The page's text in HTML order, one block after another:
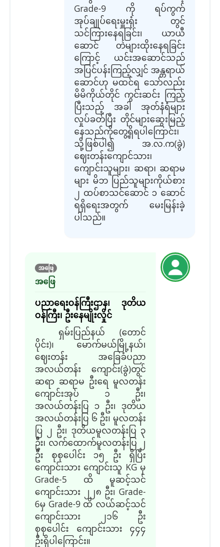
Grade-9 ကို ရပ်ကွက်
အုပ်ချုပ်‌ရေးမှူးရုံး တွင်
သင်ကြားနေရခြင်း၊ ယာယီ
ဆောင် တဲများထိုးနေရခြင်း
ကြောင့် ယင်းအဆောင်သည်
အပြင်ပန်းကြည့်လျှင် အန္တရာယ်
ဆောင်ဟု မထင်ရ သော်လည်း
မိမိကိုယ်တိုင် ကွင်းဆင်း ကြည့်
ပြီးသည့် အခါ အုတ်နံရံများ
လှုပ်ခတ်ပြီး တိုင်များဆွေးမြည့်
နေသည်ကိုတွေ့ရှိရပါကြောင်း၊
သို့ဖြစ်ပါ၍ အ.လ.က(ခွဲ)
ဈေးတန်းကျောင်သား၊
ကျောင်းသူများ၊ ဆရာ၊ ဆရာမ
များ မိဘ ပြည်သူများကိုယ်စား
၂ ထပ်စာသင်ဆောင် ၁ ဆောင်
ရရှိရေးအတွက် မေးမြန်းခဲ့
ပါသည်။
အဖြေ
အဖြေ
ပညာရေးဝန်ကြီးဌာန၊ ဒုတိယ
ဝန်ကြီး၊ ဦးနေမျိုးလှိုင်
ရှမ်းပြည်နယ် (တောင်
ပိုင်း)၊ မောက်မယ်မြို့နယ်၊
ဈေးတန်း အခြေခံပညာ
အလယ်တန်း ကျောင်း(ခွဲ)တွင်
ဆရာ ဆရာမ ဦးရေ မူလတန်း
ကျောင်းအုပ် ၁ ဦး၊
အလယ်တန်းပြ ၁ ဦး၊ ဒုတိယ
အလယ်တန်းပြ ၆ ဦး၊ မူလတန်း
ပြ ၂ ဦး၊ ဒုတိယမူလတန်းပြ ၃
ဦး၊ လက်ထောက်မူလတန်းပြ ၂
ဦး စုစုပေါင်း ၁၅ ဦး ရှိပြီး
ကျောင်းသား ကျောင်းသူ KG မှ
Grade-5 ထိ မူဆင့်သင်
ကျောင်းသား ၂၂၈ ဦး၊ Grade-
6မှ Grade-9 ထိ လယ်ဆင့်သင်
ကျောင်းသား ၂၁၆ ဦး
စုစုပေါင်း ကျောင်းသား ၄၄၄
ဦးရှိပါကြောင်း။